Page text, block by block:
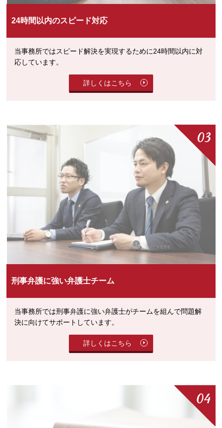
24時間以内のスピード対応
当事務所ではスピード解決を実現するために24時間以内に対
応しています。
詳しくはこちら
刑事弁護に強い弁護士チーム
当事務所では刑事弁護に強い弁護士がチームを組んで問題解
決に向けてサポートしています。
詳しくはこちら